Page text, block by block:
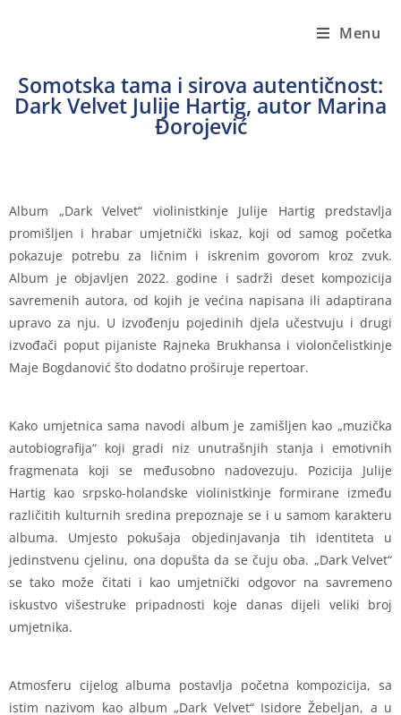
Menu
Somotska tama i sirova autentičnost:
Dark Velvet Julije Hartig, autor Marina
Đorojević
Album „Dark Velvet“ violinistkinje Julije Hartig predstavlja
promišljen i hrabar umjetnički iskaz, koji od samog početka
pokazuje potrebu za ličnim i iskrenim govorom kroz zvuk.
Album je objavljen 2022. godine i sadrži deset kompozicija
savremenih autora, od kojih je većina napisana ili adaptirana
upravo za nju. U izvođenju pojedinih djela učestvuju i drugi
izvođači poput pijaniste Rajneka Brukhansa i violončelistkinje
Maje Bogdanović što dodatno proširuje repertoar.
Kako umjetnica sama navodi album je zamišljen kao „muzička
autobiografija“ koji gradi niz unutrašnjih stanja i emotivnih
fragmenata koji se međusobno nadovezuju. Pozicija Julije
Hartig kao srpsko-holandske violinistkinje formirane između
različitih kulturnih sredina prepoznaje se i u samom karakteru
albuma. Umjesto pokušaja objedinjavanja tih identiteta u
jedinstvenu cjelinu, ona dopušta da se čuju oba. „Dark Velvet“
se tako može čitati i kao umjetnički odgovor na savremeno
iskustvo višestruke pripadnosti koje danas dijeli veliki broj
umjetnika.
Atmosferu cijelog albuma postavlja početna kompozicija, sa
istim nazivom kao album „Dark Velvet“ Isidore Žebeljan, a u